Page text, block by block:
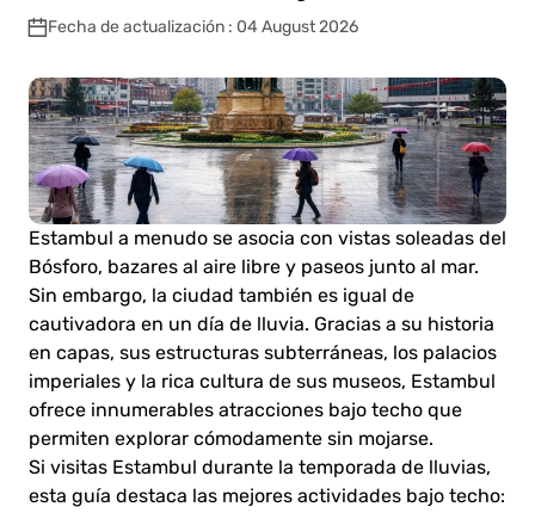
Fecha de actualización : 04 August 2026
Estambul a menudo se asocia con vistas soleadas del
Bósforo, bazares al aire libre y paseos junto al mar.
Sin embargo, la ciudad también es igual de
cautivadora en un día de lluvia. Gracias a su historia
en capas, sus estructuras subterráneas, los palacios
imperiales y la rica cultura de sus museos, Estambul
ofrece innumerables atracciones bajo techo que
permiten explorar cómodamente sin mojarse.
Si visitas Estambul durante la temporada de lluvias,
esta guía destaca las mejores actividades bajo techo: